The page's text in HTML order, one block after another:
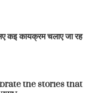
कई कार्यक्रम चलाए जा रहे
the stories that